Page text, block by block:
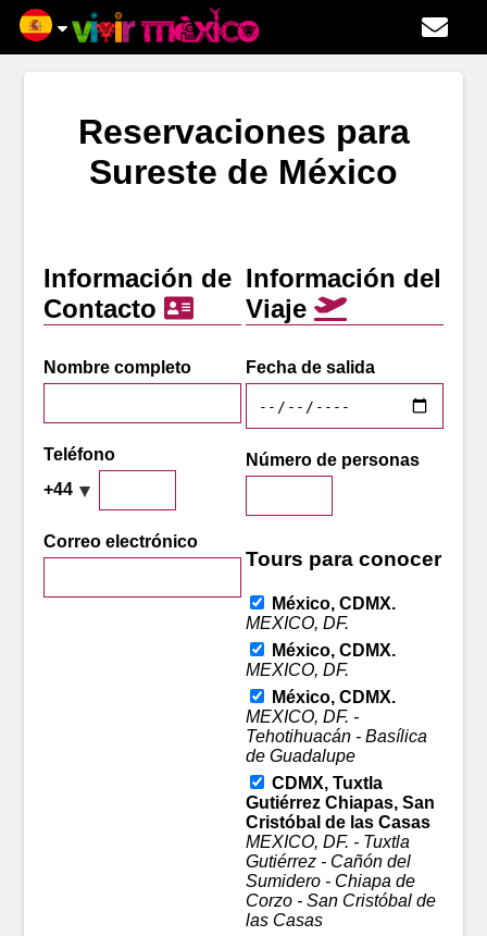
Reservaciones para
Sureste de México
Información de
Contacto
Nombre completo
Teléfono
+44
Correo electrónico
Información del
Viaje
Fecha de salida
Número de personas
Tours para conocer
México, CDMX.
MEXICO, DF.
México, CDMX.
MEXICO, DF.
México, CDMX.
MEXICO, DF. -
Tehotihuacán - Basílica
de Guadalupe
CDMX, Tuxtla
Gutiérrez Chiapas, San
Cristóbal de las Casas
MEXICO, DF. - Tuxtla
Gutiérrez - Cañón del
Sumidero - Chiapa de
Corzo - San Cristóbal de
las Casas